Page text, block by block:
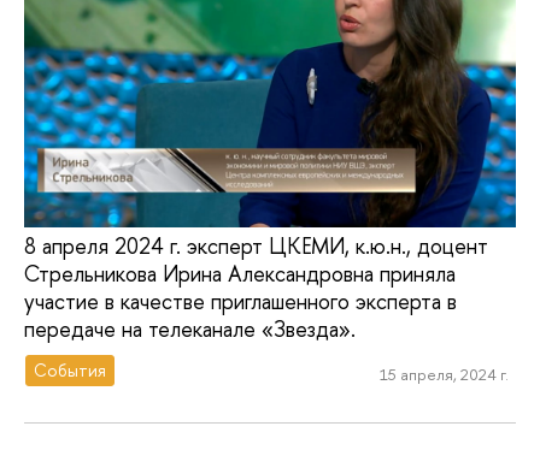
8 апреля 2024 г. эксперт ЦКЕМИ, к.ю.н., доцент
Стрельникова Ирина Александровна приняла
участие в качестве приглашенного эксперта в
передаче на телеканале «Звезда».
События 15 апреля, 2024 г.